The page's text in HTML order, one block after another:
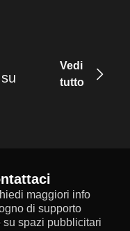
Vedi
tutto
maggiori info
di supporto
su spazi pubblicitari